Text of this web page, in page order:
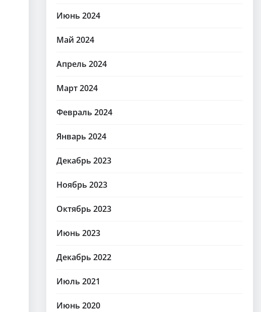
Июнь 2024
Май 2024
Апрель 2024
Март 2024
Февраль 2024
Январь 2024
Декабрь 2023
Ноябрь 2023
Октябрь 2023
Июнь 2023
Декабрь 2022
Июль 2021
Июнь 2020